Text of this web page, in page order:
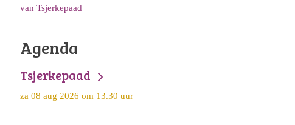
van Tsjerkepaad
Agenda
Tsjerkepaad
za 08 aug 2026 om 13.30 uur